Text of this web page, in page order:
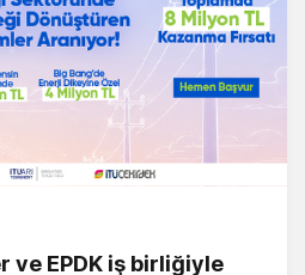
ve EPDK iş birliğiyle